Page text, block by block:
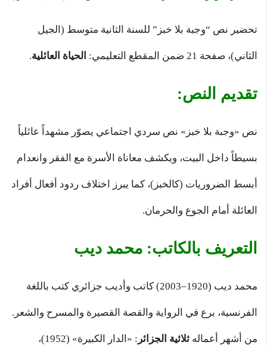
تحضير نص “وجبة بلا خبز” للسنة الثانية متوسط (الجيل
الثاني)، صفحة 21 ضمن المقطع التعليمي: الحياة العائلية.
تقديم النص:
نص «وجبة بلا خبز» نص سردي اجتماعي يصوّر مشهداً عائلياً
بسيطاً داخل البيت، ويكشف معاناة الأسرة مع الفقر وانعدام
أبسط الضروريات (كالخبز)، كما يبرز اختلاف ردود أفعال أفراد
العائلة أمام الجوع والحرمان.
التعريف بالكاتب: محمد ديب
محمد ديب (1920–2003) كاتب وأديب جزائري كتب باللغة
الفرنسية، برع في الرواية والقصة القصيرة والمسرح والشعر.
من أشهر أعماله ثلاثية الجزائر : «الدار الكبيرة» (1952)،